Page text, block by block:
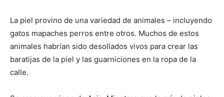
La piel provino de una variedad de animales – incluyendo
gatos mapaches perros entre otros. Muchos de estos
animales habrían sido desollados vivos para crear las
baratijas de la piel y las guarniciones en la ropa de la
calle.